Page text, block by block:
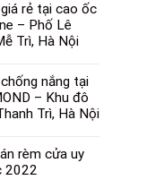
rẻ tại cao ốc
– Phố Lê
Trì, Hà Nội
nắng tại
– Khu đô
Trì, Hà Nội
rèm cửa uy
2022